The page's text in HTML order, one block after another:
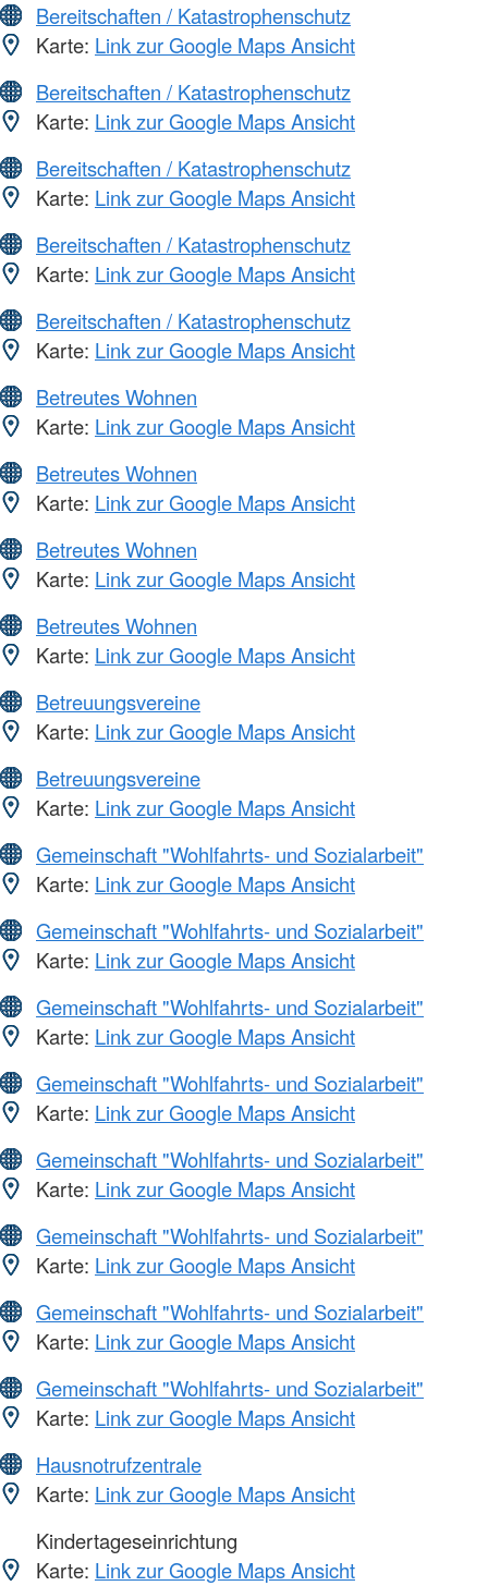
Bereitschaften / Katastrophenschutz
Karte: Link zur Google Maps Ansicht
Bereitschaften / Katastrophenschutz
Karte: Link zur Google Maps Ansicht
Bereitschaften / Katastrophenschutz
Karte: Link zur Google Maps Ansicht
Bereitschaften / Katastrophenschutz
Karte: Link zur Google Maps Ansicht
Bereitschaften / Katastrophenschutz
Karte: Link zur Google Maps Ansicht
Betreutes Wohnen
Karte: Link zur Google Maps Ansicht
Betreutes Wohnen
Karte: Link zur Google Maps Ansicht
Betreutes Wohnen
Karte: Link zur Google Maps Ansicht
Betreutes Wohnen
Karte: Link zur Google Maps Ansicht
Betreuungsvereine
Karte: Link zur Google Maps Ansicht
Betreuungsvereine
Karte: Link zur Google Maps Ansicht
Gemeinschaft "Wohlfahrts- und Sozialarbeit"
Karte: Link zur Google Maps Ansicht
Gemeinschaft "Wohlfahrts- und Sozialarbeit"
Karte: Link zur Google Maps Ansicht
Gemeinschaft "Wohlfahrts- und Sozialarbeit"
Karte: Link zur Google Maps Ansicht
Gemeinschaft "Wohlfahrts- und Sozialarbeit"
Karte: Link zur Google Maps Ansicht
Gemeinschaft "Wohlfahrts- und Sozialarbeit"
Karte: Link zur Google Maps Ansicht
Gemeinschaft "Wohlfahrts- und Sozialarbeit"
Karte: Link zur Google Maps Ansicht
Gemeinschaft "Wohlfahrts- und Sozialarbeit"
Karte: Link zur Google Maps Ansicht
Gemeinschaft "Wohlfahrts- und Sozialarbeit"
Karte: Link zur Google Maps Ansicht
Hausnotrufzentrale
Karte: Link zur Google Maps Ansicht
Kindertageseinrichtung
Karte: Link zur Google Maps Ansicht